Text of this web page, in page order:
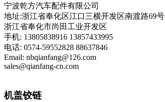
宁波乾方汽车配件有限公司
地址:浙江省奉化区江口三横开发区南渡路69号
浙江省奉化市尚田工业开发区
手机: 13805838916 13857433995
电话: 0574-59552828 88637846
Email: nbqianfang@126.com
sales@qianfang-cn.com
机盖铰链